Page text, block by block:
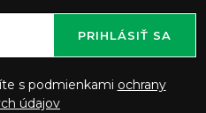
s podmienkami ochrany
údajov
PRIHLÁSIŤ SA